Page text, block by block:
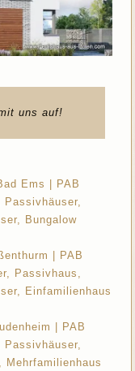
uns auf!
Ems | PAB
Passivhäuser,
Bungalow
| PAB
Passivhaus,
Einfamilienhaus
| PAB
Passivhäuser,
Mehrfamilienhaus